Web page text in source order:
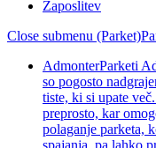
Zaposlitev
Close submenu (Parket)
AdmonterParketi
so pogosto
tiste, ki si upate
preprosto, kar
polaganje parketa,
spajanja, pa lahko